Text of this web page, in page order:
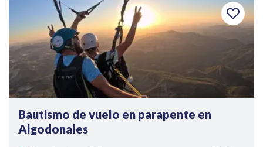
Bautismo de vuelo en parapente en
Algodonales